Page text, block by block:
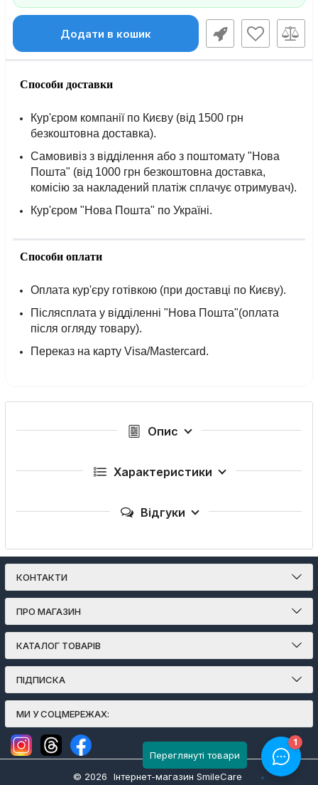
Додати в кошик
Способи доставки
Кур'єром компанії по Києву (від 1500 грн
безкоштовна доставка).
Самовивіз з відділення або з поштомату "Нова
Пошта" (від 1000 грн безкоштовна доставка,
комісію за накладений платіж сплачує отримувач).
Кур'єром "Нова Пошта" по Україні.
Способи оплати
Оплата кур'єру готівкою (при доставці по Києву).
Післясплата у відділенні "Нова Пошта"(оплата
після огляду товару).
Переказ на карту Visa/Mastercard.
Опис
Характеристики
Відгуки
Переглянуті товари
КОНТАКТИ
ПРО МАГАЗИН
КАТАЛОГ ТОВАРІВ
ПІДПИСКА
МИ У СОЦМЕРЕЖАХ:
© 2026 Інтернет-магазин SmileCare